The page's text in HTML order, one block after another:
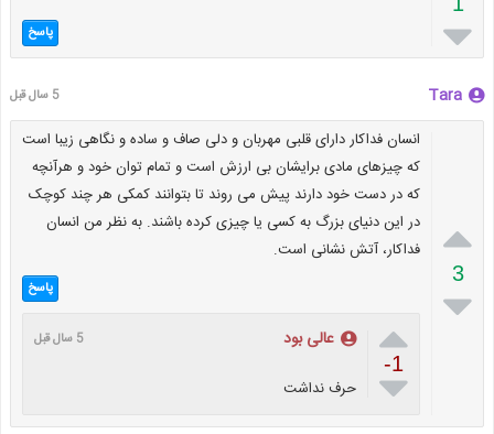
 پاسخ
Tara 5 سال قبل

3

انسان فداکار دارای قلبی مهربان و دلی صاف و ساده و نگاهی زیبا است
که چیزهای مادی برایشان بی ارزش است و تمام توان خود و هرآنچه
که در دست خود دارند پیش می روند تا بتوانند کمکی هر چند کوچک
در این دنیای بزرگ به کسی یا چیزی کرده باشند. به نظر من انسان
فداکار، آتش نشانی است.
پاسخ

-1

عالی بود 5 سال قبل
حرف نداشت